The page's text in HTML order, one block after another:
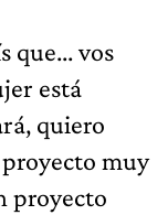
que... vos
está
quiero
muy
proyecto